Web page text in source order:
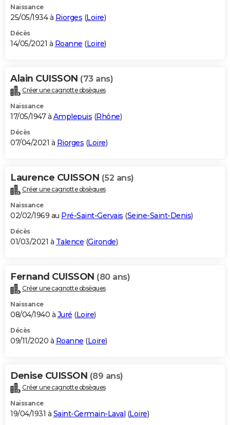
Naissance
25/05/1934 à Riorges (Loire)
Décès
14/05/2021 à Roanne (Loire)
Alain CUISSON (73 ans)
Créer une cagnotte obsèques
Naissance
17/05/1947 à Amplepuis (Rhône)
Décès
07/04/2021 à Riorges (Loire)
Laurence CUISSON (52 ans)
Créer une cagnotte obsèques
Naissance
02/02/1969 au Pré-Saint-Gervais (Seine-Saint-Denis)
Décès
01/03/2021 à Talence (Gironde)
Fernand CUISSON (80 ans)
Créer une cagnotte obsèques
Naissance
08/04/1940 à Juré (Loire)
Décès
09/11/2020 à Roanne (Loire)
Denise CUISSON (89 ans)
Créer une cagnotte obsèques
Naissance
19/04/1931 à Saint-Germain-Laval (Loire)